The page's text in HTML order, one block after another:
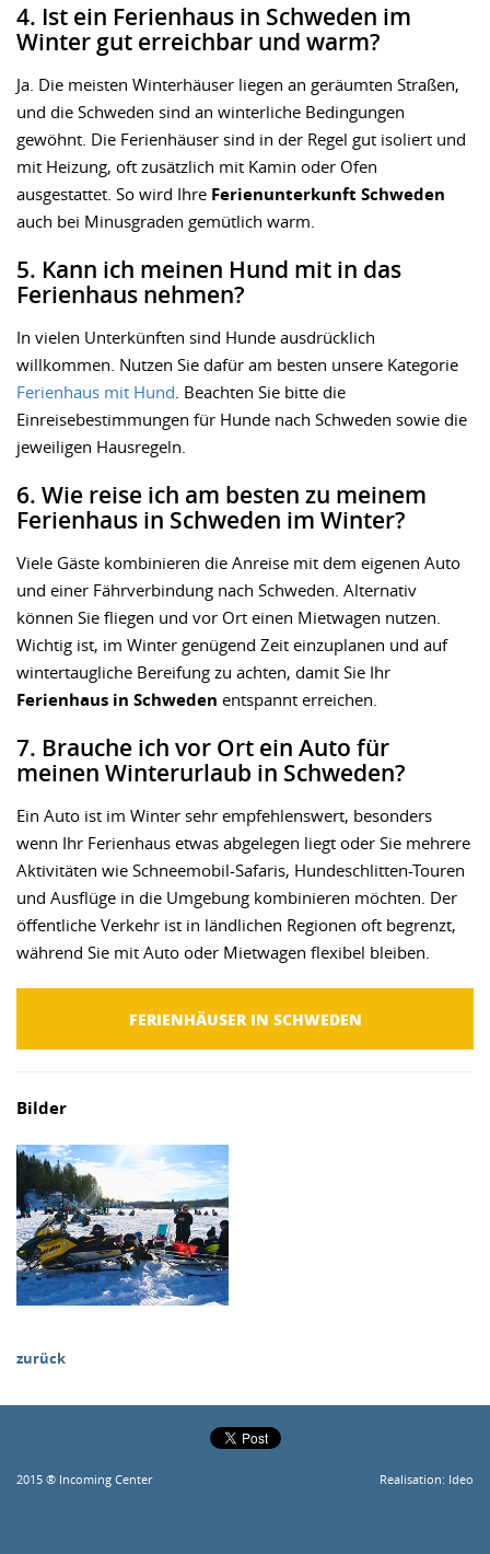
4. Ist ein Ferienhaus in Schweden im
Winter gut erreichbar und warm?
Ja. Die meisten Winterhäuser liegen an geräumten Straßen,
und die Schweden sind an winterliche Bedingungen
gewöhnt. Die Ferienhäuser sind in der Regel gut isoliert und
mit Heizung, oft zusätzlich mit Kamin oder Ofen
ausgestattet. So wird Ihre Ferienunterkunft Schweden
auch bei Minusgraden gemütlich warm.
5. Kann ich meinen Hund mit in das
Ferienhaus nehmen?
In vielen Unterkünften sind Hunde ausdrücklich
willkommen. Nutzen Sie dafür am besten unsere Kategorie
Ferienhaus mit Hund. Beachten Sie bitte die
Einreisebestimmungen für Hunde nach Schweden sowie die
jeweiligen Hausregeln.
6. Wie reise ich am besten zu meinem
Ferienhaus in Schweden im Winter?
Viele Gäste kombinieren die Anreise mit dem eigenen Auto
und einer Fährverbindung nach Schweden. Alternativ
können Sie fliegen und vor Ort einen Mietwagen nutzen.
Wichtig ist, im Winter genügend Zeit einzuplanen und auf
wintertaugliche Bereifung zu achten, damit Sie Ihr
Ferienhaus in Schweden entspannt erreichen.
7. Brauche ich vor Ort ein Auto für
meinen Winterurlaub in Schweden?
Ein Auto ist im Winter sehr empfehlenswert, besonders
wenn Ihr Ferienhaus etwas abgelegen liegt oder Sie mehrere
Aktivitäten wie Schneemobil-Safaris, Hundeschlitten-Touren
und Ausflüge in die Umgebung kombinieren möchten. Der
öffentliche Verkehr ist in ländlichen Regionen oft begrenzt,
während Sie mit Auto oder Mietwagen flexibel bleiben.
FERIENHÄUSER IN SCHWEDEN
Bilder
zurück
2015 ® Incoming Center Realisation: Ideo